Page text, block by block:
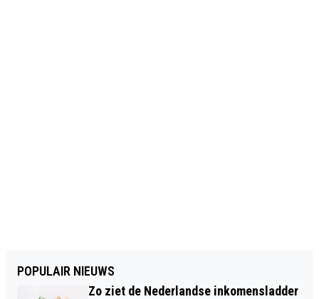
POPULAIR NIEUWS
Zo ziet de Nederlandse inkomensladder